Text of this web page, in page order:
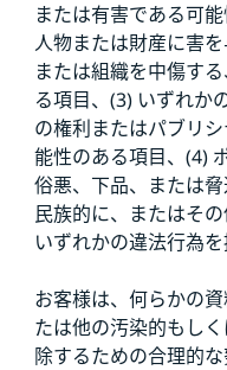
または有害である可
人物または財産に害
または組織を中傷す
る項目、(3) いずれか
の権利またはパブリ
能性のある項目、(4)
俗悪、下品、または脅
民族的に、またはそ
いずれかの違法行為
お客様は、何らかの
たは他の汚染的もし
除するための合理的